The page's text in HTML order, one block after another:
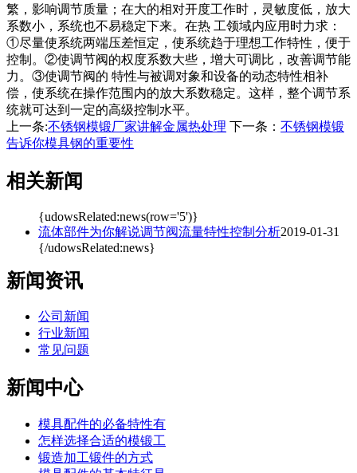
繁，影响调节质量；在大的相对开度工作时，灵敏度低，放大
系数小，系统也不易稳定下来。在热 工领域内应用时力求：
①尽量使系统两端压差恒定，使系统趋于理想工作特性，便于
控制。②使调节阀的权度系数大些，增大可调比，改善调节能
力。③使调节阀的 特性与被调对象和设备的动态特性相补
偿，使系统在操作范围内的放大系数稳定。这样，整个调节系
统就可达到一定的高级控制水平。
上一条:不锈钢模锻厂家讲解金属热处理 下一条： 不锈钢模锻
告诉你模具钢的重要性
相关新闻
{udowsRelated:news(row='5')}
流体部件为你解说调节阀流量特性控制分析2019-01-31
{/udowsRelated:news}
新闻资讯
公司新闻
行业新闻
常见问题
新闻中心
模具配件的必备特性有
怎样选择合适的模锻工
锻造加工锻件的方式